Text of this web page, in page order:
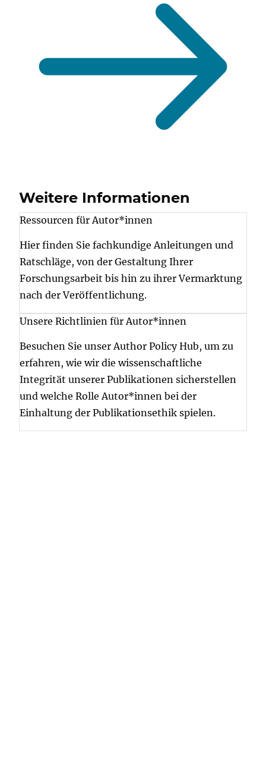
Weitere Informationen
Ressourcen für Autor*innen
Hier finden Sie fachkundige Anleitungen und
Ratschläge, von der Gestaltung Ihrer
Forschungsarbeit bis hin zu ihrer Vermarktung
nach der Veröffentlichung.
Unsere Richtlinien für Autor*innen
Besuchen Sie unser Author Policy Hub, um zu
erfahren, wie wir die wissenschaftliche
Integrität unserer Publikationen sicherstellen
und welche Rolle Autor*innen bei der
Einhaltung der Publikationsethik spielen.